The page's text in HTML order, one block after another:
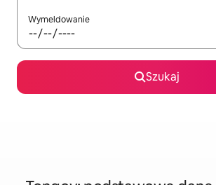
Wymeldowanie
Szukaj